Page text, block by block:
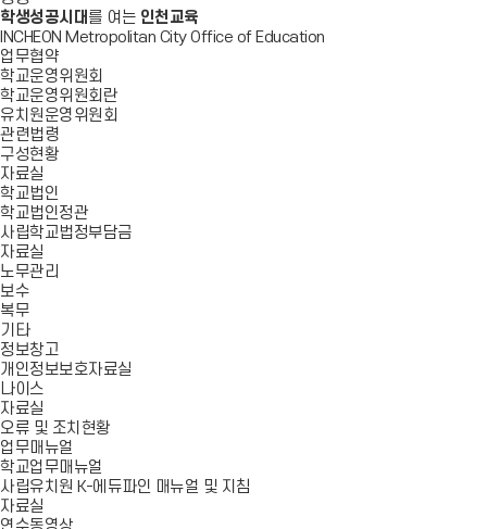
학생성공시대 를 여는 인천교육
INCHEON Metropolitan City Office of Education
업무협약
학교운영위원회
학교운영위원회란
유치원운영위원회
관련법령
구성현황
자료실
학교법인
학교법인정관
사립학교법정부담금
자료실
노무관리
보수
복무
기타
정보창고
개인정보보호자료실
나이스
자료실
오류 및 조치현황
업무매뉴얼
학교업무매뉴얼
사립유치원 K-에듀파인 매뉴얼 및 지침
자료실